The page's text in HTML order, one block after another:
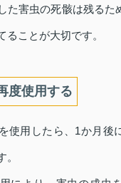
た害虫の死骸は残るた
ることが大切です。
度使用する
使用したら、1か月後